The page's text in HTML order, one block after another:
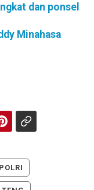
dan ponsel
Minahasa